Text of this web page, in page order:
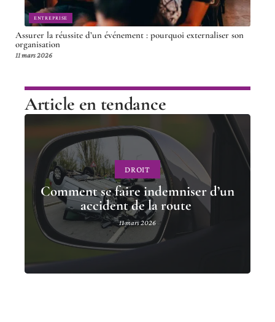
ENTREPRISE
Assurer la réussite d’un événement : pourquoi externaliser son
organisation
11 mars 2026
Article en tendance
DROIT
Comment se faire indemniser d’un
accident de la route
11 mars 2026